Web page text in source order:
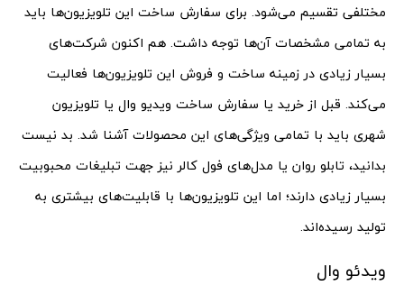
مختلفی تقسیم می‌شود. برای سفارش ساخت این تلویزیون‌ها باید
به تمامی مشخصات آن‌ها توجه داشت. هم اکنون شرکت‌های
بسیار زیادی در زمینه ساخت‌ و فروش این تلویزیون‌ها فعالیت
می‌کند. قبل از خرید یا سفارش ساخت ویدیو وال یا تلویزیون
شهری باید با تمامی ویژگی‌های این محصولات آشنا شد. بد نیست
بدانید، تابلو روان یا مدل‌های فول کالر نیز جهت تبلیغات محبوبیت
بسیار زیادی دارند؛ اما این تلویزیون‌ها با قابلیت‌های بیشتری به
تولید رسیده‌اند.
ویدئو وال